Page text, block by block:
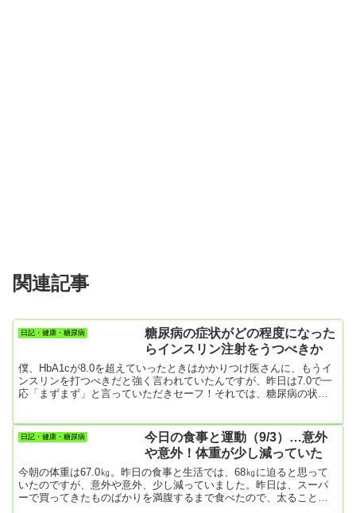
関連記事
日記・健康・糖尿病
糖尿病の症状がどの程度になった
らインスリン注射をうつべきか
僕、HbA1cが8.0を超えていったときはかかりつけ医さんに、もうイ
ンスリンを打つべきだと強く言われていたんですが、昨日は7.0で一
応「まずまず」と言っていただきセーフ！それでは、糖尿病の状態
きなの？ 血糖値やHbA1cをあまりコントロールできない人が、イン
スリン注射をした方がよいとされています。つまり、食事療法・運
動療法・薬物治療を行っても、思うように治療効果がみられない
人...
日記・健康・糖尿病
今日の食事と運動（9/3）…意外
や意外！体重が少し減っていた
今朝の体重は67.0㎏。昨日の食事と生活では、68㎏に迫ると思って
いたのですが、意外や意外、少し減っていました。昨日は、スーパ
ーで買ってきたものばかりを満腹するまで食べたので、太ること間